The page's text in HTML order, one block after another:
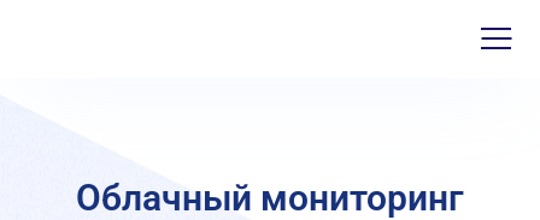
Облачный мониторинг